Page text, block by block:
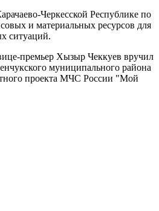
Черкесской Республике по
и материальных ресурсов для
ситуаций.
премьер Хызыр Чеккуев вручил
муниципального района
проекта МЧС России "Мой